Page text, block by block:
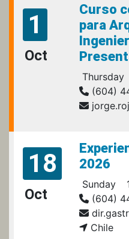
1
Oct
Curso
para
Thursday
(604)
18
Oct
2026
Sunday
(604)
Chile